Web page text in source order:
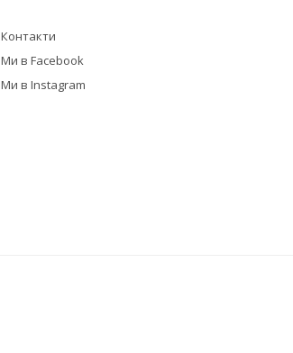
Контакти
Ми в Facebook
Ми в Instagram